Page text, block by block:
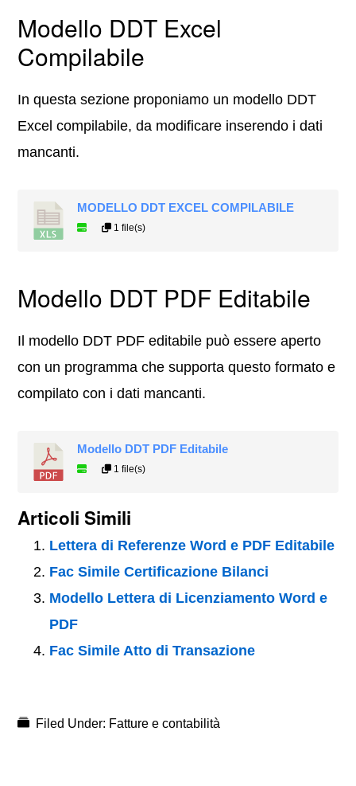
Modello DDT Excel
Compilabile
In questa sezione proponiamo un modello DDT
Excel compilabile, da modificare inserendo i dati
mancanti.
MODELLO DDT EXCEL COMPILABILE
1 file(s)
Modello DDT PDF Editabile
Il modello DDT PDF editabile può essere aperto
con un programma che supporta questo formato e
compilato con i dati mancanti.
Modello DDT PDF Editabile
1 file(s)
Articoli Simili
Lettera di Referenze Word e PDF Editabile
Fac Simile Certificazione Bilanci
Modello Lettera di Licenziamento Word e
PDF
Fac Simile Atto di Transazione
Filed Under: Fatture e contabilità